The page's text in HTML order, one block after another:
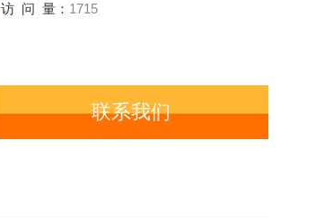
访 问 量： 1715
联系我们